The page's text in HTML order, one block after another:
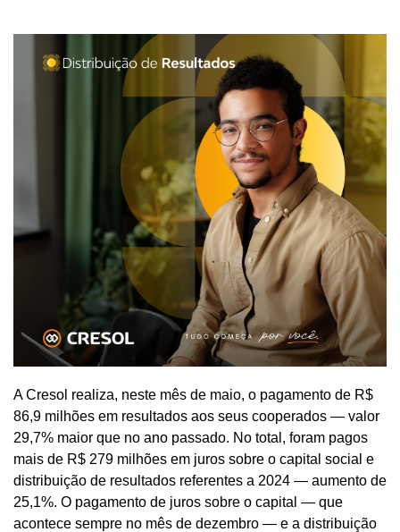
A Cresol realiza, neste mês de maio, o pagamento de R$
86,9 milhões em resultados aos seus cooperados — valor
29,7% maior que no ano passado. No total, foram pagos
mais de R$ 279 milhões em juros sobre o capital social e
distribuição de resultados referentes a 2024 — aumento de
25,1%. O pagamento de juros sobre o capital — que
acontece sempre no mês de dezembro — e a distribuição